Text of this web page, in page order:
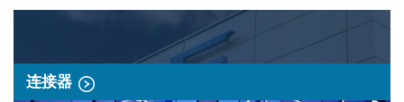
连接器